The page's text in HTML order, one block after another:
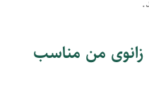
من مناسب